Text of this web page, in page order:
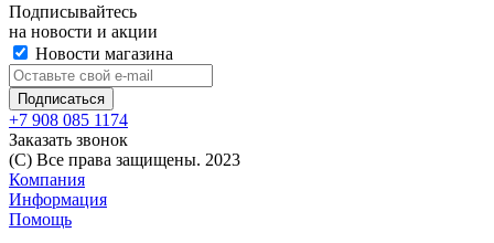
Подписывайтесь
на новости и акции
Новости магазина
+7 908 085 1174
Заказать звонок
(C) Все права защищены. 2023
Компания
Информация
Помощь